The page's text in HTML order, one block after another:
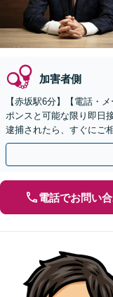
加害者側
【赤坂駅6分】【電話・
ポンスと可能な限り即日
逮捕されたら、すぐにご
尽力します。【休日・夜
電話でお問い